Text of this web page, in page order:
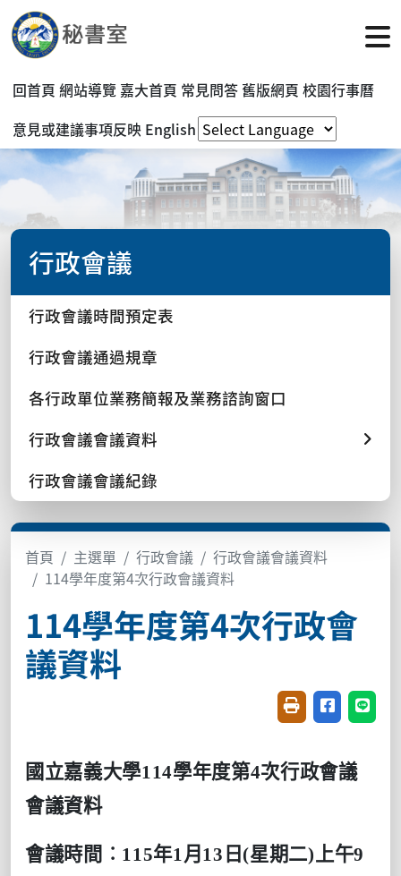
回首頁 網站導覽 嘉大首頁 常見問答 舊版網頁 校園行事曆
意見或建議事項反映 English
行政會議
行政會議時間預定表
行政會議通過規章
各行政單位業務簡報及業務諮詢窗口
行政會議會議資料
行政會議會議紀錄
首頁 主選單 行政會議
行政會議會議資料
114學年度第4次行政會議資料
114學年度第4次行政會
議資料
友善列印(開新視
分享至臉書
分享
國立嘉義大學114學年度第4次行政會議
會議資料
會議時間︰ 115年1月13日 (星期二)上午9